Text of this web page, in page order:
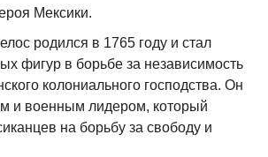
Мексики.
родился в 1765 году и стал
фигур в борьбе за независимость
колониального господства. Он
и военным лидером, который
на борьбу за свободу и